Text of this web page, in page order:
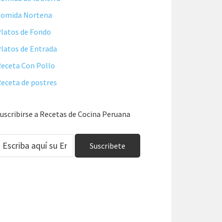
Nortena
de Fondo
de Entrada
Con Pollo
de postres
a Recetas de Cocina Peruana